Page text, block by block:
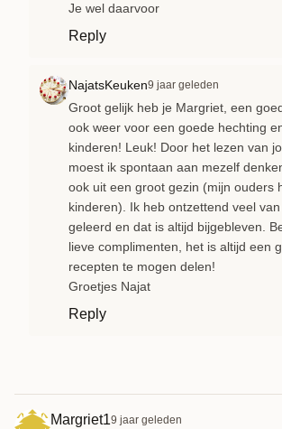
Je wel daarvoor
Reply
NajatsKeuken9 jaar geleden
Groot gelijk heb je Margriet, een
ook weer voor een goede hechting
kinderen! Leuk! Door het lezen van
moest ik spontaan aan mezelf
ook uit een groot gezin (mijn ouders
kinderen). Ik heb ontzettend veel
geleerd en dat is altijd bijgebleven.
lieve complimenten, het is altijd een
recepten te mogen delen!
Groetjes Najat
Reply
Margriet19 jaar geleden